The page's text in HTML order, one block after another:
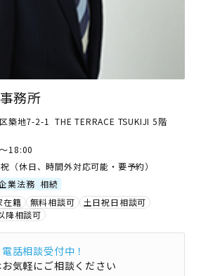
務所
築地7-2-1 THE TERRACE TSUKIJI 5階
18:00
（休日、時間外対応可能・要予約）
業法務 相続
在籍 無料相談可
土日祝日相談可
降相談可
電話相談受付中！
気軽にご相談ください